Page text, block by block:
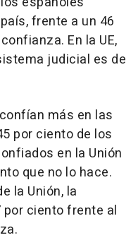
frente a un 46
En la UE,
judicial es de
más en las
por ciento de los
en la Unión
que no lo hace.
la Unión, la
por ciento frente al